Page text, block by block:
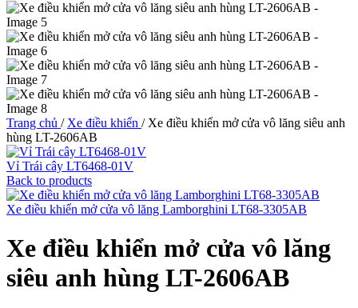
Trang chủ / Xe điều khiển / Xe điều khiển mở cửa vô lăng siêu anh
hùng LT-2606AB
Vỉ Trái cây LT6468-01V
Back to products
Xe điều khiển mở cửa vô lăng Lamborghini LT68-3305AB
Xe điều khiển mở cửa vô lăng
siêu anh hùng LT-2606AB